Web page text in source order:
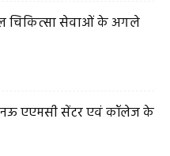
चिकित्सा सेवाओं के अगले
एएमसी सेंटर एवं कॉलेज के